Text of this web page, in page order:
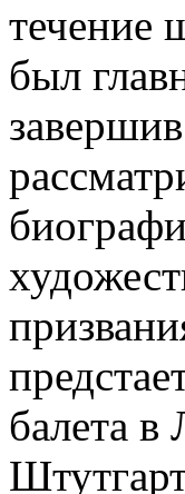
течение
был
балета